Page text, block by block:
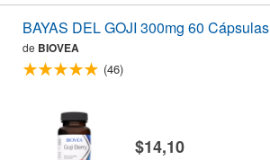
BAYAS DEL GOJI 300mg 60 Cápsulas
de BIOVEA
(46)
$14,10